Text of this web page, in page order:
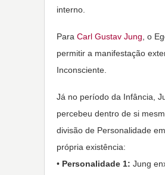
interno.
Para Carl Gustav Jung, o
permitir a manifestação
Inconsciente.
Já no período da Infância,
percebeu dentro de si
divisão de Personalidade
própria existência:
• Personalidade 1: Jung